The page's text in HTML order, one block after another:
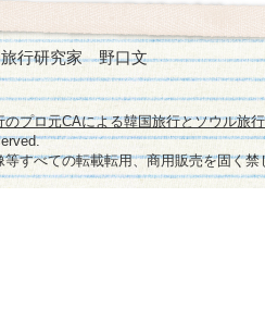
旅行研究家 野口文
のプロ元CAによる韓国旅行とソウル旅
すべての転載転用、商用販売を固く禁